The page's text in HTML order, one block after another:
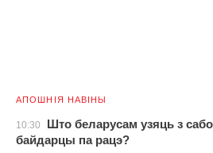
АПОШНІЯ НАВІНЫ
10:30
Што беларусам узяць з
байдарцы па рацэ?